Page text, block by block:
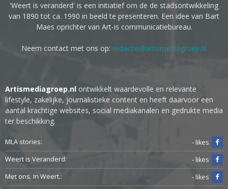
'Weert is veranderd' is een initiatief om de de stadsontwikkeling
van 1890 tot ca. 1990 in beeld te presenteren. Een idee van Bart
Maes oprichter van Art-is communicatiebureau.
Neem contact met ons op: redactie@artismediagroep.nl
Artismediagroep.nl ontwikkelt waardevolle en relevante
lifestyle, zakelijke, journalistieke content en heeft daarvoor een
aantal krachtige websites, social mediakanalen en gedrukte media
ter beschikking.
MLA stories:
- likes
Weert is Veranderd:
- likes
Met ons. In Weert.:
- likes